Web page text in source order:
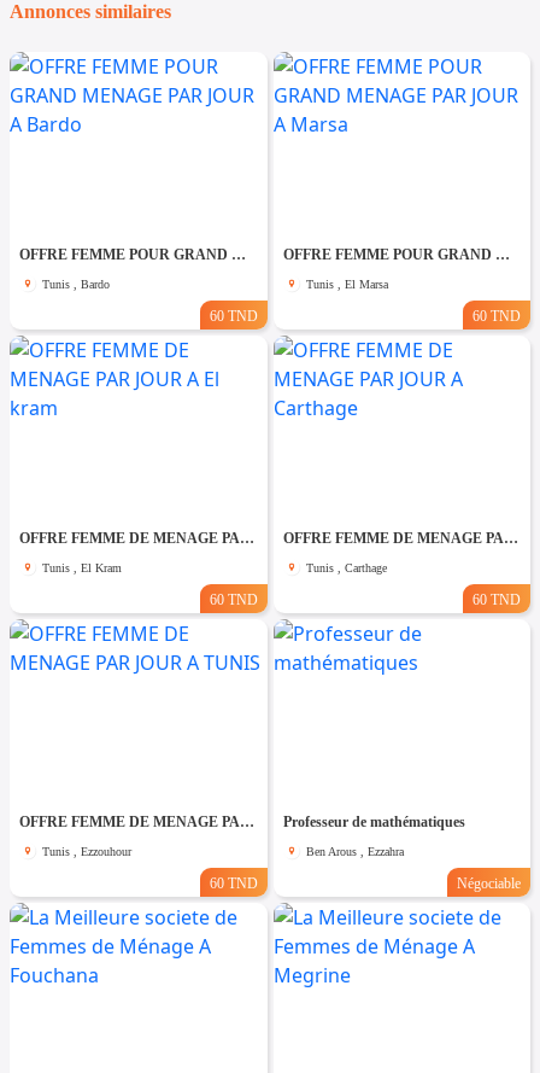
Annonces similaires
OFFRE FEMME POUR GRAND MENAGE PAR JOUR A Bardo
Tunis , Bardo
60 TND
OFFRE FEMME POUR GRAND MENAGE PAR JOUR A Marsa
Tunis , El Marsa
60 TND
OFFRE FEMME DE MENAGE PAR JOUR A El kram
Tunis , El Kram
60 TND
OFFRE FEMME DE MENAGE PAR JOUR A Carthage
Tunis , Carthage
60 TND
OFFRE FEMME DE MENAGE PAR JOUR A TUNIS
Tunis , Ezzouhour
60 TND
Professeur de mathématiques
Ben Arous , Ezzahra
Négociable